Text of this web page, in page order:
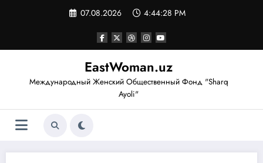
07.08.2026 4:44:28 PM
EastWoman.uz
Международный Женский Общественный Фонд "Sharq
Ayoli"